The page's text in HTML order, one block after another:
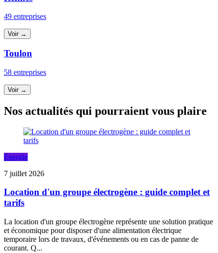
49 entreprises
Voir →
Toulon
58 entreprises
Voir →
Nos actualités qui pourraient vous plaire
Energie
7 juillet 2026
Location d'un groupe électrogène : guide complet et
tarifs
La location d'un groupe électrogène représente une solution pratique
et économique pour disposer d'une alimentation électrique
temporaire lors de travaux, d'événements ou en cas de panne de
courant. Q...